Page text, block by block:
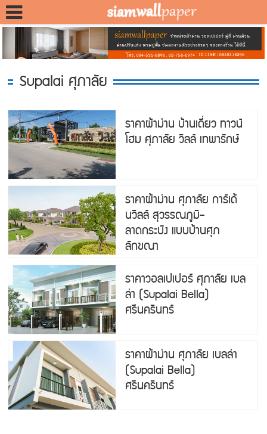
Supalai ศุภาลัย
ราคาผ้าม่าน บ้านเดี่ยว ทาวน์
โฮม ศุภาลัย วิลล์ เทพารักษ์
ราคาผ้าม่าน ศุภาลัย การ์เด้
นวิลล์ สุวรรณภูมิ-
ลาดกระบัง แบบบ้านศุภ
ลักขณา
ราคาวอลเปเปอร์ ศุภาลัย เบล
ล่า (Supalai Bella)
ศรีนครินทร์
ราคาผ้าม่าน ศุภาลัย เบลล่า
(Supalai Bella)
ศรีนครินทร์